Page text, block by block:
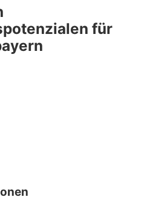
für